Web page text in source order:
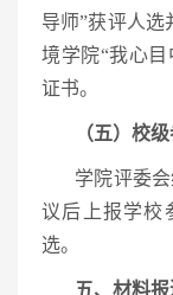
导师”获评人选
境学院“我心
证书。
（五）校
学院评委
议后上报学校
选。
五、材料